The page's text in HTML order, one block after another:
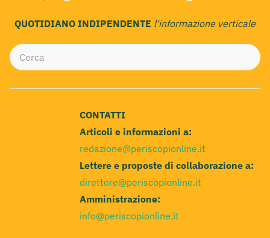
QUOTIDIANO INDIPENDENTE l'informazione verticale
CONTATTI
Articoli e informazioni a:
redazione@periscopionline.it
Lettere e proposte di collaborazione a:
direttore@periscopionline.it
Amministrazione:
info@periscopionline.it